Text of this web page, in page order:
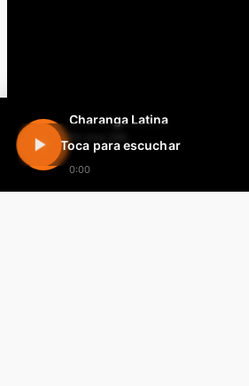
Charanga Latina
En vivo 24h
0:00
Toca para escuchar